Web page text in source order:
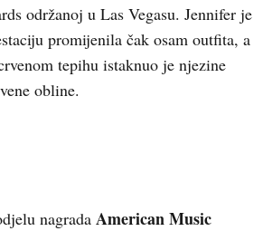
održanoj u Las Vegasu. Jennifer je
promijenila čak osam outfita, a
tepihu istaknuo je njezine
obline.
nagrada American Music